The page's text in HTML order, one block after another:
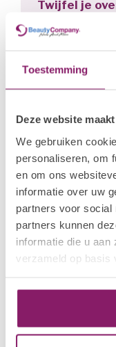
Toestemming
Deze website
We gebruiken
personaliseren, om
en om ons
informatie over uw
partners voor social
partners kunnen
informatie die u aan
verzameld op basis
penseel vochtig
bolletje van de
nagel.
5.Uithardingstijd:
6.Verwijder de
7.Vijl de nagel en
47005, CI 60730,
Twijfel je
Gerelateerde
I.AM NAIL
Acrygel
Op
I.AM NAIL